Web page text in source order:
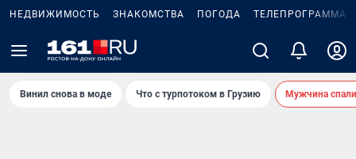
НЕДВИЖИМОСТЬ ЗНАКОМСТВА ПОГОДА ТЕЛЕПРОГРАММА
Винил снова в моде Что с турпотоком в Грузию Мужчина